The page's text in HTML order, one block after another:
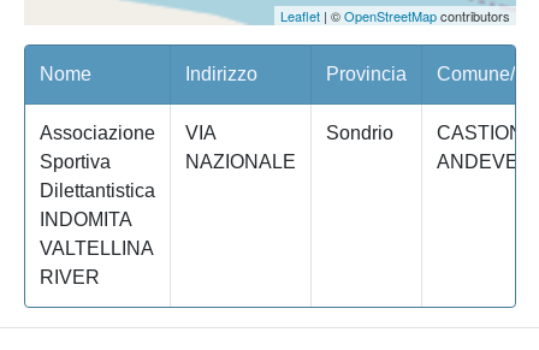
Leaflet| ©OpenStreetMapcontributors
Nome Indirizzo Provincia Comune/
Associazione
Sportiva
Dilettantistica
INDOMITA
VALTELLINA
RIVER
VIA
NAZIONALE
Sondrio
CASTIONE